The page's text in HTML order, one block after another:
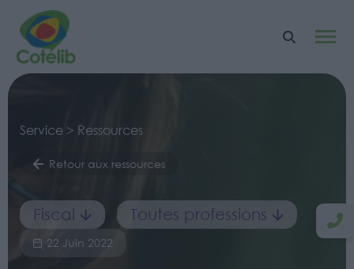
Service > Ressources
Retour aux ressources
Fiscal Toutes professions
22 Juin 2022